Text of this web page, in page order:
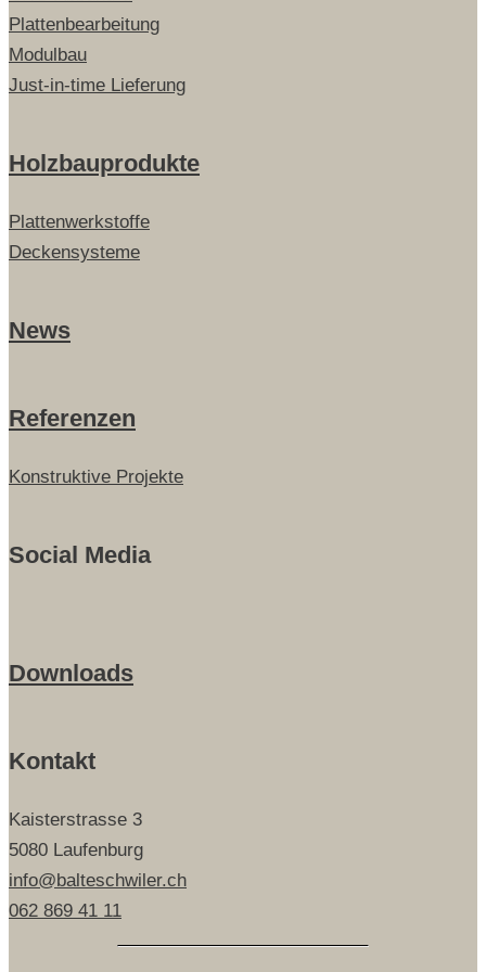
Plattenbearbeitung
Modulbau
Just-in-time Lieferung
Holzbauprodukte
Plattenwerkstoffe
Deckensysteme
News
Referenzen
Konstruktive Projekte
Social Media
Downloads
Kontakt
Kaisterstrasse 3
5080 Laufenburg
info@balteschwiler.ch
062 869 41 11